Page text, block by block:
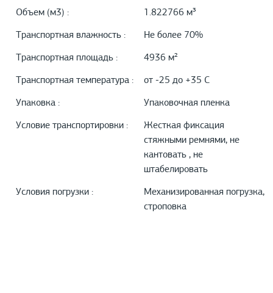
Объем (м3) : 1.822766 м³
Транспортная влажность : Не более 70%
Транспортная площадь : 4936 м²
Транспортная температура : от -25 до +35 С
Упаковка : Упаковочная пленка
Условие транспортировки :
Жесткая фиксация
стяжными ремнями, не
кантовать , не
штабелировать
Условия погрузки :
Механизированная погрузка,
строповка